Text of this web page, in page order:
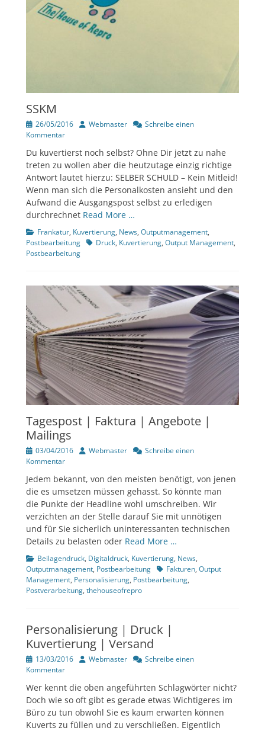
SSKM
Veröffentlicht
am
26/05/2016 Author
Webmaster
Schreibe einen
Kommentar
Du kuvertierst noch selbst? Ohne Dir jetzt zu nahe
treten zu wollen aber die heutzutage einzig richtige
Antwort lautet hierzu: SELBER SCHULD – Kein Mitleid!
Wenn man sich die Personalkosten ansieht und den
Aufwand die Ausgangspost selbst zu erledigen
durchrechnet Read More …
Kategorien
Frankatur, Kuvertierung, News, Outputmanagement,
Postbearbeitung TagsDruck, Kuvertierung, Output Management,
Postbearbeitung
Tagespost | Faktura | Angebote |
Mailings
Veröffentlicht
am
03/04/2016 Author
Webmaster
Schreibe einen
Kommentar
Jedem bekannt, von den meisten benötigt, von jenen
die es umsetzen müssen gehasst. So könnte man
die Punkte der Headline wohl umschreiben. Wir
verzichten an der Stelle darauf Sie mit unnötigen
und für Sie sicherlich uninteressanten technischen
Details zu belasten oder Read More …
Kategorien
Beilagendruck, Digitaldruck, Kuvertierung, News,
Outputmanagement, Postbearbeitung TagsFakturen, Output
Management, Personalisierung, Postbearbeitung,
Postverarbeitung, thehouseofrepro
Personalisierung | Druck |
Kuvertierung | Versand
Veröffentlicht
am
13/03/2016 Author
Webmaster
Schreibe einen
Kommentar
Wer kennt die oben angeführten Schlagwörter nicht?
Doch wie so oft gibt es gerade etwas Wichtigeres im
Büro zu tun obwohl Sie es kaum erwarten können
Kuverts zu füllen und zu verschließen. Eigentlich